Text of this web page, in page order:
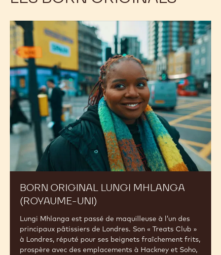
BORN ORIGINAL LUNGI MHLANGA
(ROYAUME-UNI)
Lungi Mhlanga est passé de maquilleuse à l’un des
principaux pâtissiers de Londres. Son « Treats Club »
à Londres, réputé pour ses beignets fraîchement frits,
prospère avec des emplacements à Hackney et Soho,
BORN
ORIGINAL
LUNGI
MHLANGA
(Royaume-
Uni)